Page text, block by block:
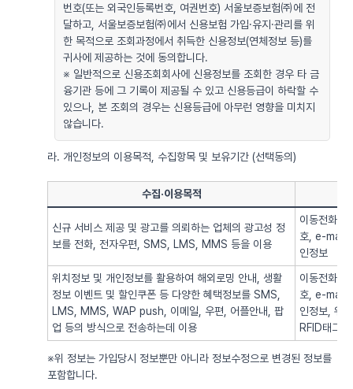
번호(또는 외국인등록번호, 여권번호) 서울보증보험㈜에 전
달하고, 서울보증보험㈜에서 신용보험 가입·유지·관리를 위
한 목적으로 조회과정에서 취득한 신용정보(연체정보 등)를
귀사에 제공하는 것에 동의합니다.
※ 일반적으로 신용조회회사에 신용정보를 조회한 경우 타 금
융기관 등에 그 기록이 제공될 수 있고 신용등급이 하락할 수
있으나, 본 조회의 경우는 신용등급에 아무런 영향을 미치지
않습니다.
라. 개인정보의 이용목적, 수집항목 및 보유기간 (선택동의)
수집·이용목적
신규 서비스 제공 및 광고를 의뢰하는 업체의 광고성 정
보를 전화, 전자우편, SMS, LMS, MMS 등을 이용
이동전화번
호, e-mail,
인정보
위치정보 및 개인정보를 활용하여 해외로밍 안내, 생활
정보 이벤트 및 할인쿠폰 등 다양한 혜택정보를 SMS,
LMS, MMS, WAP push, 이메일, 우편, 어플안내, 팝
업 등의 방식으로 전송하는데 이용
이동전화번
호, e-mail,
인정보, 위
RFID태그
※위 정보는 가입당시 정보뿐만 아니라 정보수정으로 변경된 정보를
포함합니다.